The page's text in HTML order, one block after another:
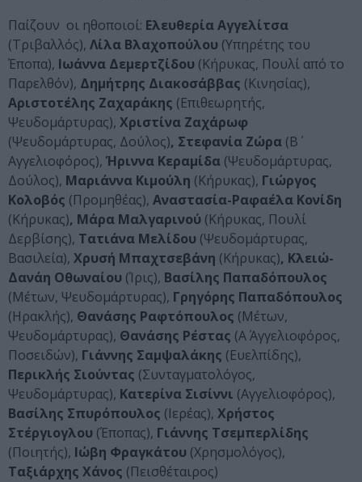
Παίζουν οι ηθοποιοί: Ελευθερία Αγγελίτσα
(Τριβαλλός), Λίλα Βλαχοπούλου (Υπηρέτης του
Έποπα), Ιωάννα Δεμερτζίδου (Κήρυκας, Πουλί από το
Παρελθόν), Δημήτρης Διακοσάββας (Κινησίας),
Αριστοτέλης Ζαχαράκης (Επιθεωρητής,
Ψευδομάρτυρας), Χριστίνα Ζαχάρωφ
(Ψευδομάρτυρας, Δούλος), Στεφανία Ζώρα (Β΄
Αγγελιοφόρος), Ήριννα Κεραμίδα (Ψευδομάρτυρας,
Δούλος), Μαριάννα Κιμούλη (Κήρυκας), Γιώργος
Κολοβός (Προμηθέας), Αναστασία-Ραφαέλα Κονίδη
(Κήρυκας), Μάρα Μαλγαρινού (Κήρυκας, Πουλί
Δερβίσης), Τατιάνα Μελίδου (Ψευδομάρτυρας,
Βασιλεία), Χρυσή Μπαχτσεβάνη (Κήρυκας), Κλειώ-
Δανάη Οθωναίου (Ίρις), Βασίλης Παπαδόπουλος
(Μέτων, Ψευδομάρτυρας), Γρηγόρης Παπαδόπουλος
(Ηρακλής), Θανάσης Ραφτόπουλος (Μέτων,
Ψευδομάρτυρας), Θανάσης Ρέστας (Α΄ Αγγελιοφόρος,
Ποσειδών), Γιάννης Σαμψαλάκης (Ευελπίδης),
Περικλής Σιούντας (Συνταγματολόγος,
Ψευδομάρτυρας), Κατερίνα Σισίννι (Αγγελιοφόρος),
Βασίλης Σπυρόπουλος (Ιερέας), Χρήστος
Στέργιογλου (Έποπας), Γιάννης Τσεμπερλίδης
(Ποιητής), Ιώβη Φραγκάτου (Χρησμολόγος),
Ταξιάρχης Χάνος (Πεισθέταιρος)